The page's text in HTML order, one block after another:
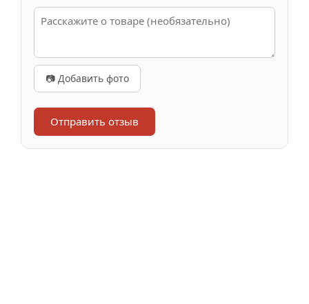
📷 Добавить фото
Отправить отзыв